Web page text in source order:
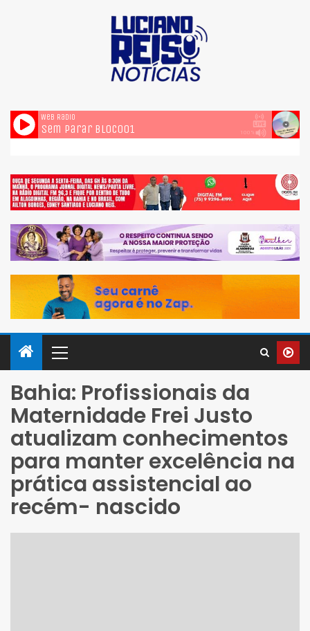
Bahia: Profissionais da
Maternidade Frei Justo
atualizam conhecimentos
para manter excelência na
prática assistencial ao
recém- nascido